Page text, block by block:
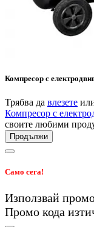
Компресор с
Трябва да влезете
Компресор с
своите любими
Продължи
Само сега!
Използвай
Промо кода